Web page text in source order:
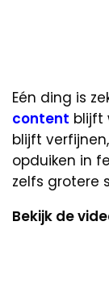
Eén ding is
content blijft
blijft
opduiken in
zelfs grotere
Bekijk de